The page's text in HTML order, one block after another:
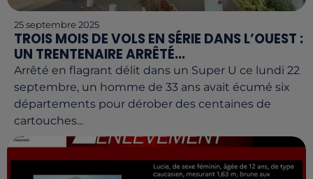
25 septembre 2025
TROIS MOIS DE VOLS EN SÉRIE DANS L’OUEST :
UN TRENTENAIRE ARRÊTÉ...
Arrêté en flagrant délit dans un Super U ce lundi 22
septembre, un homme de 33 ans avait écumé six
départements pour dérober des centaines de
cartouches...